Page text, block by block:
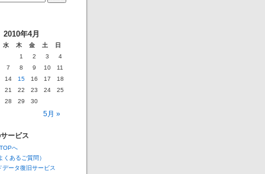
2010年4月
水 木 金 土 日
5月 »
1 2 3
4
7 8 9 10
11
14 15 16 17
18
21 22 23 24
25
28 29 30
ービス
へ
くあるご質問）
データ復旧サービス